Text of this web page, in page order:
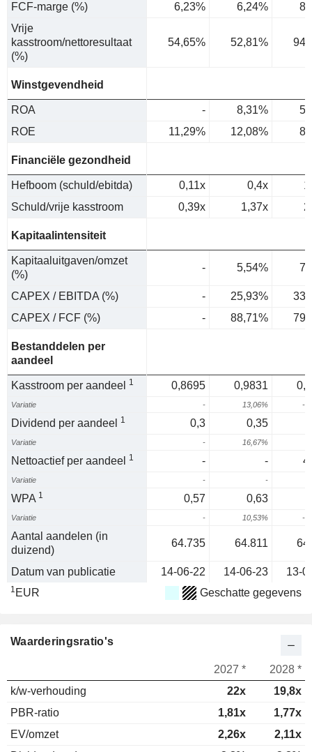
FCF-marge (%)
6,23% 6,24%
Vrije
kasstroom/nettoresultaat
(%)
54,65% 52,81%
Winstgevendheid
ROA - 8,31%
ROE
11,29% 12,08%
Financiële gezondheid
Hefboom (schuld/ebitda) 0,11x 0,4x
Schuld/vrije kasstroom
0,39x 1,37x
Kapitaalintensiteit
Kapitaaluitgaven/omzet
(%)
- 5,54%
CAPEX / EBITDA (%) - 25,93%
CAPEX / FCF (%)
- 88,71%
Bestanddelen per
aandeel
Kasstroom per aandeel 1 0,8695 0,9831
Variatie - 13,06% -
Dividend per aandeel 1 0,3 0,35
Variatie - 16,67%
Nettoactief per aandeel 1 - -
Variatie - -
WPA 1 0,57 0,63
Variatie - 10,53% -
Aantal aandelen (in
duizend)
64.735 64.811
Datum van publicatie 14-06-22 14-06-23 13-
1 EUR Geschatte gegevens
Waarderingsratio's
2027 *
2028 *
k/w-verhouding
22x
19,8x
PBR-ratio
1,81x
1,77x
EV/omzet
2,26x
2,11x